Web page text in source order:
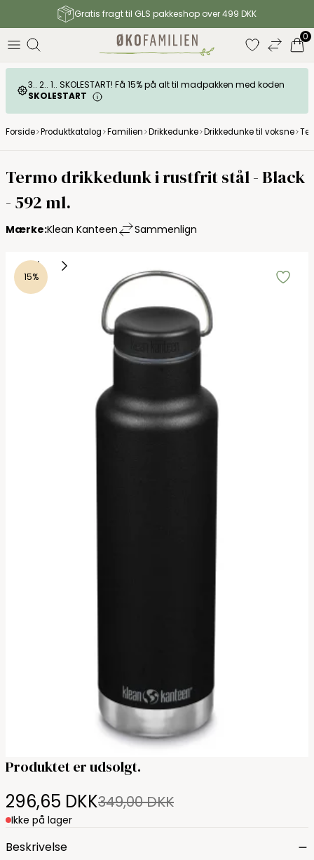
Gratis fragt til GLS pakkeshop over 499 DKK
0
3.. 2.. 1.. SKOLESTART! Få 15% på alt til madpakken med koden
SKOLESTART
Forside Produktkatalog Familien Drikkedunke Drikkedunke til voksne
Termo drikkedunk i rustfrit stål - Black
- 592 ml.
Mærke:Klean Kanteen Sammenlign
15%
Produktet er udsolgt.
296,65 DKK349,00 DKK
Ikke på lager
Beskrivelse